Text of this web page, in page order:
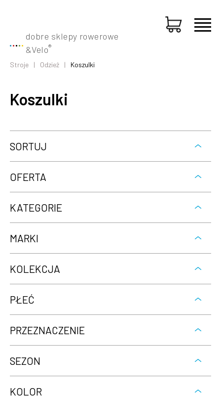
dobre sklepy rowerowe
&Velo®
Stroje Odzież Koszulki
Koszulki
SORTUJ
OFERTA
KATEGORIE
MARKI
KOLEKCJA
PŁEĆ
PRZEZNACZENIE
SEZON
KOLOR